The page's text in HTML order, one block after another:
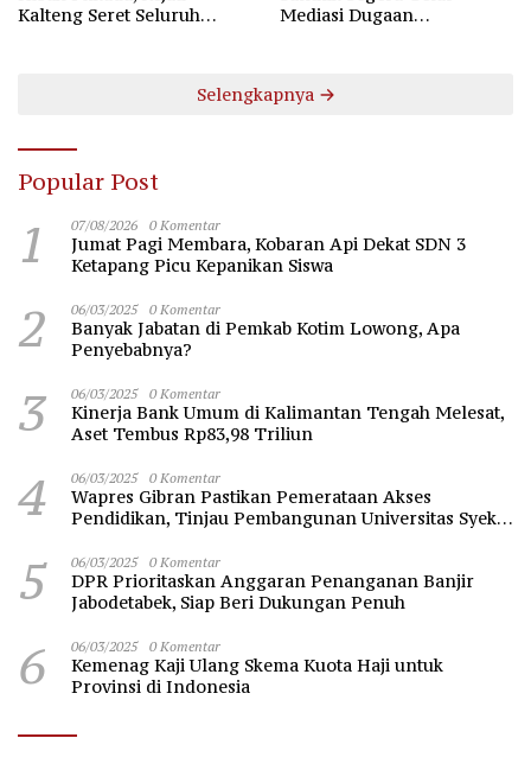
Kalteng Seret Seluruh
Mediasi Dugaan
Selengkapnya
Popular Post
1 07/08/2026 0 Komentar
Jumat Pagi Membara, Kobaran Api Dekat SDN 3
Ketapang Picu Kepanikan Siswa
2 06/03/2025 0 Komentar
Banyak Jabatan di Pemkab Kotim Lowong, Apa
Penyebabnya?
3 06/03/2025 0 Komentar
Kinerja Bank Umum di Kalimantan Tengah Melesat,
Aset Tembus Rp83,98 Triliun
4 06/03/2025 0 Komentar
Wapres Gibran Pastikan Pemerataan Akses
Pendidikan, Tinjau Pembangunan Universitas Syekh
5 06/03/2025 0 Komentar
DPR Prioritaskan Anggaran Penanganan Banjir
Jabodetabek, Siap Beri Dukungan Penuh
6 06/03/2025 0 Komentar
Kemenag Kaji Ulang Skema Kuota Haji untuk
Provinsi di Indonesia